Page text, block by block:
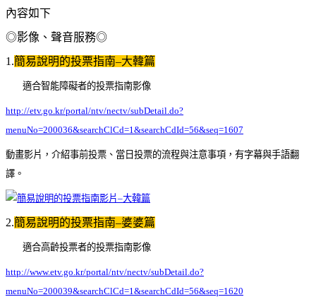
內容如下
◎影像、聲音服務◎
1.簡易說明的投票指南–大韓篇
適合智能障礙者的投票指南影像
http://etv.go.kr/portal/ntv/nectv/subDetail.do?
menuNo=200036&searchClCd=1&searchCdId=56&seq=1607
動畫影片，介紹事前投票、當日投票的流程與注意事項，有字幕與手語翻
譯。
2.簡易說明的投票指南–婆婆篇
適合高齡投票者的投票指南影像
http://www.etv.go.kr/portal/ntv/nectv/subDetail.do?
menuNo=200039&searchClCd=1&searchCdId=56&seq=1620